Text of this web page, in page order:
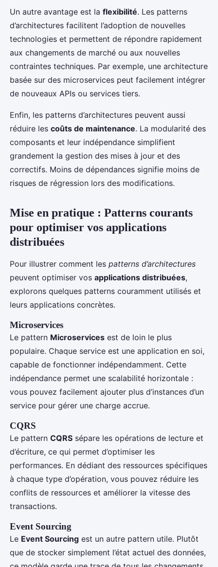
Un autre avantage est la flexibilité. Les patterns
d’architectures facilitent l’adoption de nouvelles
technologies et permettent de répondre rapidement
aux changements de marché ou aux nouvelles
contraintes techniques. Par exemple, une architecture
basée sur des microservices peut facilement intégrer
de nouveaux APIs ou services tiers.
Enfin, les patterns d’architectures peuvent aussi
réduire les coûts de maintenance. La modularité des
composants et leur indépendance simplifient
grandement la gestion des mises à jour et des
correctifs. Moins de dépendances signifie moins de
risques de régression lors des modifications.
Mise en pratique : Patterns courants
pour optimiser vos applications
distribuées
Pour illustrer comment les patterns d’architectures
peuvent optimiser vos applications distribuées,
explorons quelques patterns couramment utilisés et
leurs applications concrètes.
Microservices
Le pattern Microservices est de loin le plus
populaire. Chaque service est une application en soi,
capable de fonctionner indépendamment. Cette
indépendance permet une scalabilité horizontale :
vous pouvez facilement ajouter plus d’instances d’un
service pour gérer une charge accrue.
CQRS
Le pattern CQRS sépare les opérations de lecture et
d’écriture, ce qui permet d’optimiser les
performances. En dédiant des ressources spécifiques
à chaque type d’opération, vous pouvez réduire les
conflits de ressources et améliorer la vitesse des
transactions.
Event Sourcing
Le Event Sourcing est un autre pattern utile. Plutôt
que de stocker simplement l’état actuel des données,